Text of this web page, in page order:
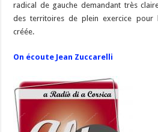
radical de gauche demandant très
des territoires de plein exercice pour
créée.
On écoute Jean Zuccarelli